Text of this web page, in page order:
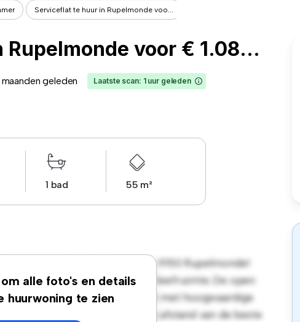
Serviceflat te huur in Rupelmonde voo...
Serviceflat te huur in Rupelmonde voor € 1.088 met 1 slaapkamer
geleden Laatste scan: 1 uur geleden
1 bad 55 m²
alle foto's en details
huurwoning te zien
de Frieslaan 2A / 109, 9150 Rupelmonde!
een stijlvolle en gezellige leefruimte. De open
strakke keuken is uitgerust met hoogwaardige
je op slechts een steenworp afstand van de beste